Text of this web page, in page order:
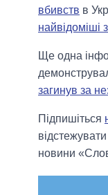
вбивств в
найвідоміші
Ще одна
загинув за
Підпишіться
новини